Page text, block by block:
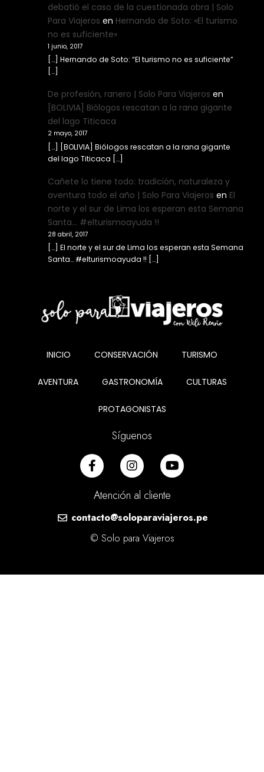
debatió el caso de la cuestionada obra | Solo
Para Viajeros en Hernando de Soto: «El turismo
no es suficiente»
1 junio, 2017
[…] Hernando de Soto: “El turismo no es suficiente”
[…]
De profesión, ranero | Solo Para Viajeros en
[BOLIVIA] Biólogos rescatan a la rana gigante
del lago Titicaca
2 mayo, 2017
[…] [BOLIVIA] Biólogos rescatan a la rana gigante
del lago Titicaca […]
Cañete lo tiene todo: tradición, naturaleza y
aventura todo el año | Solo Para Viajeros en El
norte y el sur de Lima los esperan esta Semana
Santa… #elturismoayuda !!
28 abril, 2017
[…] El norte y el sur de Lima los esperan esta Semana
Santa… #elturismoayuda !! […]
INICIO CONSERVACIÓN TURISMO
AVENTURA GASTRONOMÍA CULTURAS
PROTAGONISTAS
Síguenos
Atención al cliente
contacto@soloparaviajeros.pe
© Solo para Viajeros